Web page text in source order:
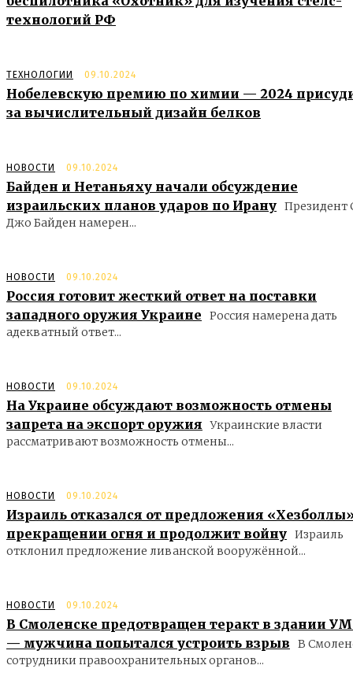
технологий РФ
ТЕХНОЛОГИИ 09.10.2024
Нобелевскую премию по химии — 2024
за вычислительный дизайн белков
НОВОСТИ 09.10.2024
Байден и Нетаньяху начали обсуждение
израильских планов ударов по Ирану
Джо Байден намерен...
НОВОСТИ 09.10.2024
Россия готовит жесткий ответ на поставки
западного оружия Украине
Россия намерена дать
адекватный ответ...
НОВОСТИ 09.10.2024
На Украине обсуждают возможность отмены
запрета на экспорт оружия
Украинские власти
рассматривают возможность отмены...
НОВОСТИ 09.10.2024
Израиль отказался от предложения
прекращении огня и продолжит войну Израиль
отклонил предложение ливанской вооружённой...
НОВОСТИ 09.10.2024
В Смоленске предотвращен теракт в здании
— мужчина попытался устроить взрыв
В
сотрудники правоохранительных органов...